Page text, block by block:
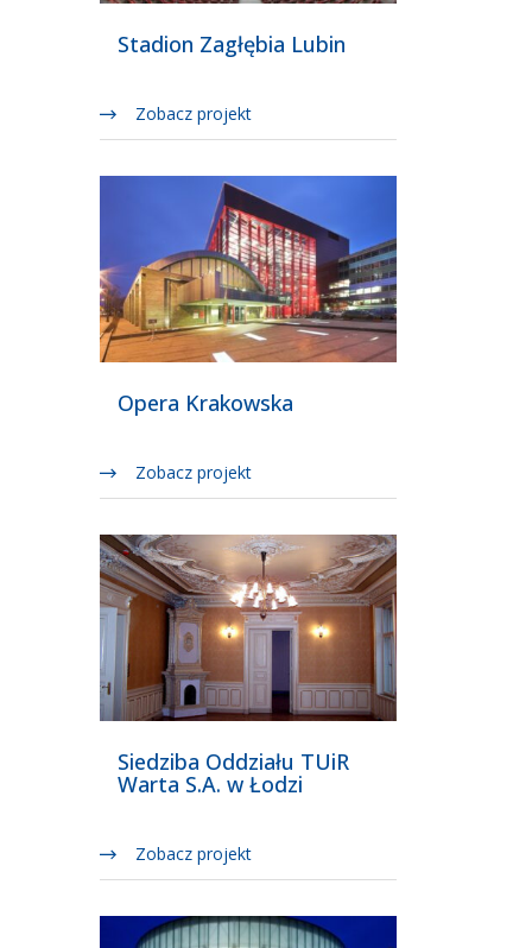
Stadion Zagłębia Lubin
Zobacz projekt
Opera Krakowska
Zobacz projekt
Siedziba Oddziału TUiR
Warta S.A. w Łodzi
Zobacz projekt